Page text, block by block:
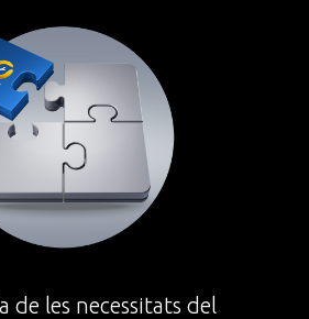
de les necessitats del